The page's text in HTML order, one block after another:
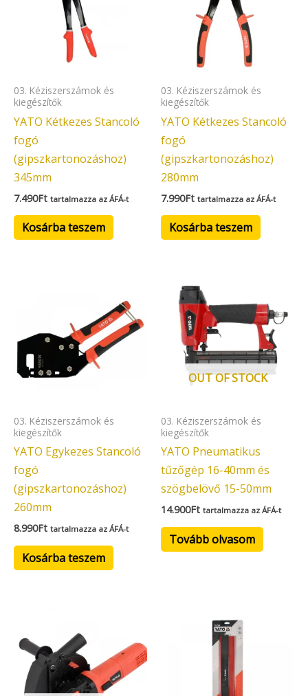
03. Kéziszerszámok és
kiegészítők
YATO Kétkezes Stancoló
fogó
(gipszkartonozáshoz)
345mm
7.490Ft tartalmazza az ÁFÁ-t
Kosárba teszem
03. Kéziszerszámok és
kiegészítők
YATO Kétkezes Stancoló
fogó
(gipszkartonozáshoz)
280mm
7.990Ft tartalmazza az ÁFÁ-t
Kosárba teszem
03. Kéziszerszámok és
kiegészítők
YATO Egykezes Stancoló
fogó
(gipszkartonozáshoz)
260mm
8.990Ft tartalmazza az ÁFÁ-t
Kosárba teszem
OUT OF STOCK
03. Kéziszerszámok és
kiegészítők
YATO Pneumatikus
tűzőgép 16-40mm és
szögbelövő 15-50mm
14.900Ft tartalmazza az ÁFÁ-t
Tovább olvasom